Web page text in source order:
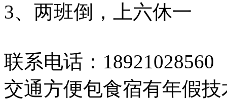
3、两班倒，上六休一
联系电话：18921028560
交通方便包食宿有年假技